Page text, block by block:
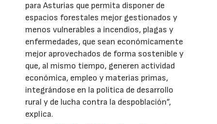
para Asturias que permita disponer de
espacios forestales mejor gestionados y
menos vulnerables a incendios, plagas y
enfermedades, que sean económicamente
mejor aprovechados de forma sostenible y
que, al mismo tiempo, generen actividad
económica, empleo y materias primas,
integrándose en la política de desarrollo
rural y de lucha contra la despoblación”,
explica.